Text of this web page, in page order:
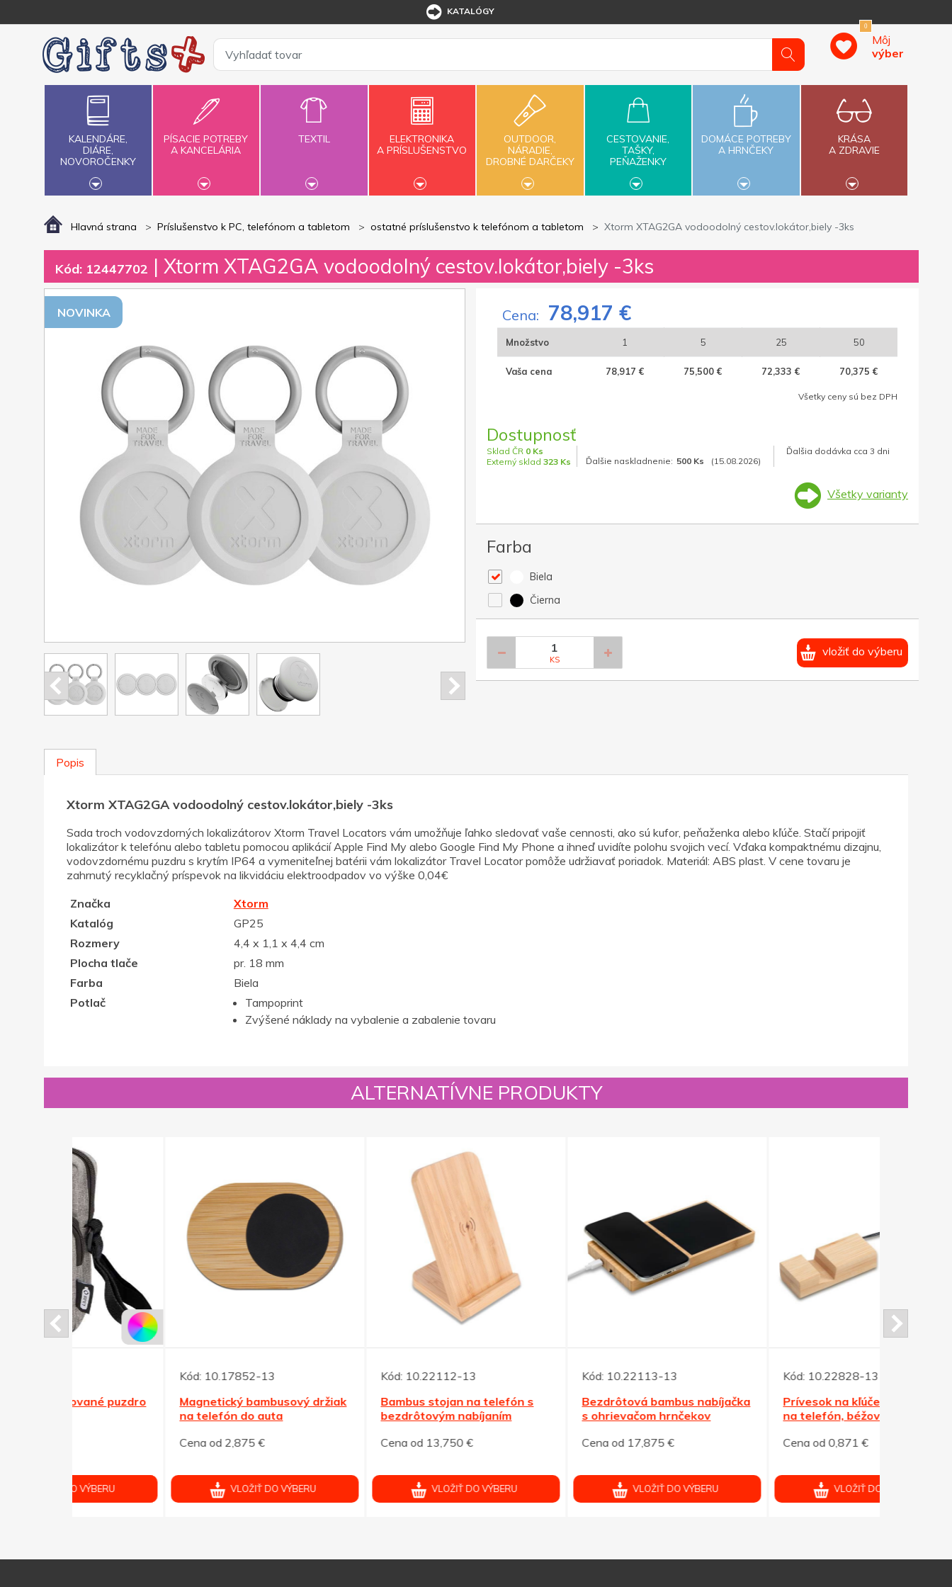
KATALÓGY
0
Môj
výber
KALENDÁRE,
DIÁRE,
NOVOROČENKY
PÍSACIE POTREBY
A KANCELÁRIA
TEXTIL
ELEKTRONIKA
A PRÍSLUŠENSTVO
OUTDOOR,
NÁRADIE,
DROBNÉ DARČEKY
CESTOVANIE,
TAŠKY,
PEŇAŽENKY
DOMÁCE POTREBY
A HRNČEKY
KRÁSA
A ZDRAVIE
Hlavná strana Príslušenstvo k PC, telefónom a tabletom ostatné príslušenstvo k telefónom a tabletom Xtorm XTAG2GA vodoodolný cestov.lokátor,biely -3ks
Kód: 12447702 | Xtorm XTAG2GA vodoodolný cestov.lokátor,biely -3ks
NOVINKA Cena: 78,917 €
Množstvo 1 5 25 50
Vaša cena 78,917 € 75,500 € 72,333 € 70,375 €
Všetky ceny sú bez DPH
Dostupnosť
Sklad ČR 0 Ks
Externý sklad 323 Ks Ďalšie naskladnenie: 500 Ks (15.08.2026)
Ďalšia dodávka cca 3 dni
Všetky varianty
Farba
Biela
Čierna
KS
vložiť do výberu
Popis
Xtorm XTAG2GA vodoodolný cestov.lokátor,biely -3ks
Sada troch vodovzdorných lokalizátorov Xtorm Travel Locators vám umožňuje ľahko sledovať vaše cennosti, ako sú kufor, peňaženka alebo kľúče. Stačí pripojiť
lokalizátor k telefónu alebo tabletu pomocou aplikácií Apple Find My alebo Google Find My Phone a ihneď uvidíte polohu svojich vecí. Vďaka kompaktnému dizajnu,
vodovzdornému puzdru s krytím IP64 a vymeniteľnej batérii vám lokalizátor Travel Locator pomôže udržiavať poriadok. Materiál: ABS plast. V cene tovaru je
zahrnutý recyklačný príspevok na likvidáciu elektroodpadov vo výške 0,04€
Značka
Xtorm
Katalóg
GP25
Rozmery
4,4 x 1,1 x 4,4 cm
Plocha tlače
pr. 18 mm
Farba
Biela
Potlač
Tampoprint
Zvýšené náklady na vybalenie a zabalenie tovaru
ALTERNATÍVNE PRODUKTY
10.17852-13
Magnetický bambusový držiak
na telefón do auta
VLOŽIŤ DO VÝBERU
10.22112-13
Bambus stojan na telefón s
bezdrôtovým nabíjaním
Cena od 13,750 €
VLOŽIŤ DO VÝBERU
10.22113-13
Bezdrôtová bambus nabíjačka
s ohrievačom hrnčekov
Cena od 17,875 €
VLOŽIŤ DO VÝBERU
10.22828-13
Prívesok na kľúče so stojanom
na telefón, béžová
VLOŽIŤ DO VÝBERU